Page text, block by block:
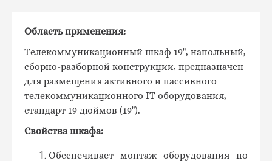
Область применения:
Телекоммуникационный шкаф 19", напольный,
сборно-разборной конструкции, предназначен
для размещения активного и пассивного
телекоммуникационного IT оборудования,
стандарт 19 дюймов (19").
Свойства шкафа:
Обеспечивает монтаж оборудования по